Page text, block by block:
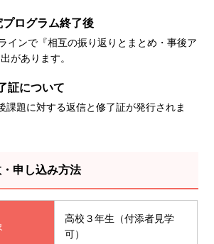
ログラム終了後
インで『相互の振り返りとまとめ・事後ア
があります。
証について
課題に対する返信と修了証が発行されま
申し込み方法
高校３年生（付添者見学
可）